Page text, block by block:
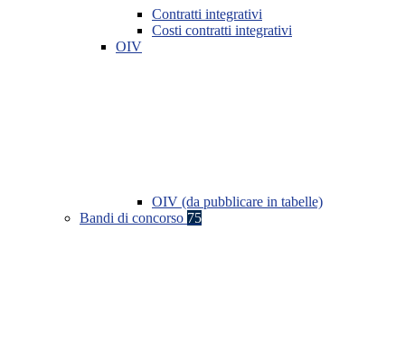
Contratti integrativi
Costi contratti integrativi
OIV
OIV (da pubblicare in tabelle)
Bandi di concorso 75